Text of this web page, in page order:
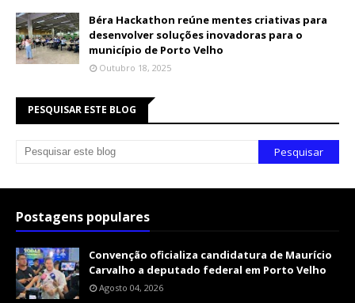
Béra Hackathon reúne mentes criativas para
desenvolver soluções inovadoras para o
município de Porto Velho
Outubro 18, 2025
PESQUISAR ESTE BLOG
Postagens populares
Convenção oficializa candidatura de Maurício
Carvalho a deputado federal em Porto Velho
Agosto 04, 2026